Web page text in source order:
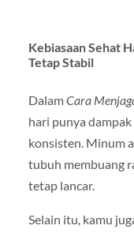
Kebiasaan Sehat
Tetap Stabil
DalamCara
hari punya
konsisten. Minum
tubuh membuang
tetap lancar.
Selain itu, kamu